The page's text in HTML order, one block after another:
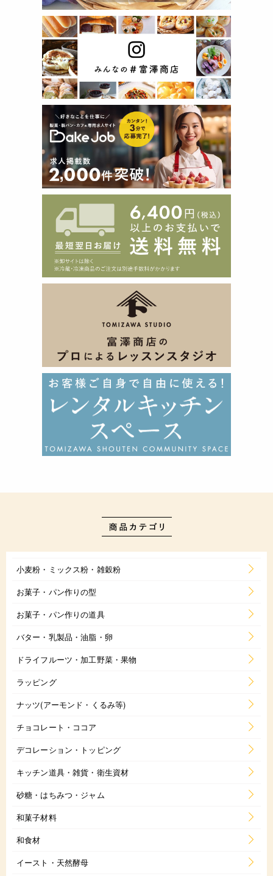
小麦粉・ミックス粉・雑穀粉
お菓子・パン作りの型
お菓子・パン作りの道具
バター・乳製品・油脂・卵
ドライフルーツ・加工野菜・果物
ラッピング
ナッツ(アーモンド・くるみ等)
チョコレート・ココア
デコレーション・トッピング
キッチン道具・雑貨・衛生資材
砂糖・はちみつ・ジャム
和菓子材料
和食材
イースト・天然酵母